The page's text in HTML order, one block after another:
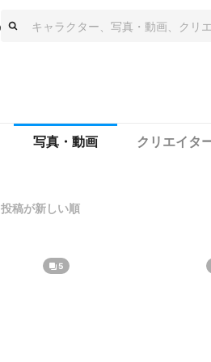
写真・動画 クリエイタ
投稿が新しい順
5